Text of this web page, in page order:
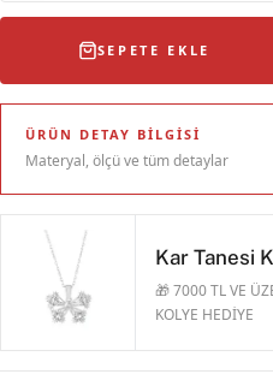
SEPETE EKLE
ÜRÜN DETAY BILGISI
Materyal, ölçü ve tüm detaylar
Kar Tanesi
🎁 7000 TL VE
KOLYE HEDİYE